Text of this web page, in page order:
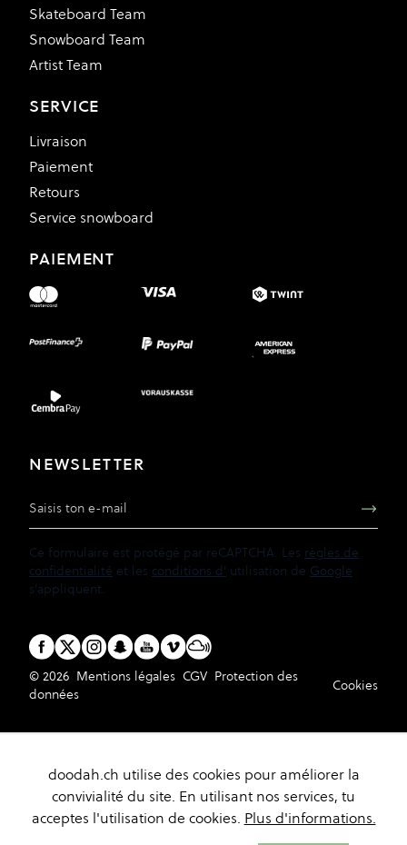
Skateboard Team
Snowboard Team
Artist Team
SERVICE
Livraison
Paiement
Retours
Service snowboard
PAIEMENT
NEWSLETTER
Adresse e-mail
Ce formulaire est protégé par reCAPTCHA. Les règles de
confidentialité et les conditions d' utilisation de Google
s'appliquent.
© 2026 Mentions légales CGV Protection des
données
Cookies
doodah.ch utilise des cookies pour améliorer la
convivialité du site. En utilisant nos services, tu
acceptes l'utilisation de cookies. Plus d'informations.